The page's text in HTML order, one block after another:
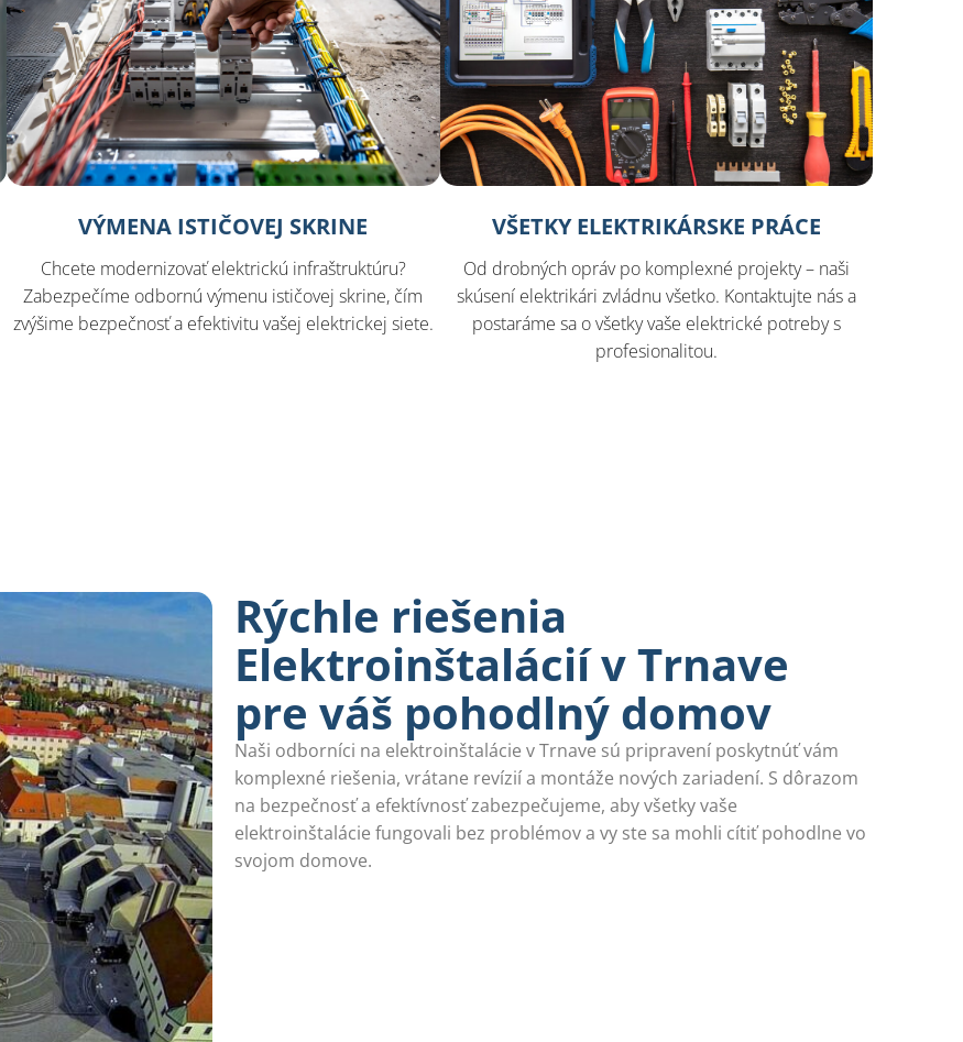
VÝMENA ISTIČOVEJ SKRINE
Chcete modernizovať elektrickú infraštruktúru?
Zabezpečíme odbornú výmenu ističovej skrine, čím
zvýšime bezpečnosť a efektivitu vašej elektrickej siete.
VŠETKY ELEKTRIKÁRSKE PRÁCE
Od drobných opráv po komplexné projekty – naši
skúsení elektrikári zvládnu všetko. Kontaktujte nás a
postaráme sa o všetky vaše elektrické potreby s
profesionalitou.
Rýchle riešenia
Elektroinštalácií v Trnave
pre váš pohodlný domov
Naši odborníci na elektroinštalácie v Trnave sú pripravení poskytnúť vám
komplexné riešenia, vrátane revízií a montáže nových zariadení. S dôrazom
na bezpečnosť a efektívnosť zabezpečujeme, aby všetky vaše
elektroinštalácie fungovali bez problémov a vy ste sa mohli cítiť pohodlne vo
svojom domove.